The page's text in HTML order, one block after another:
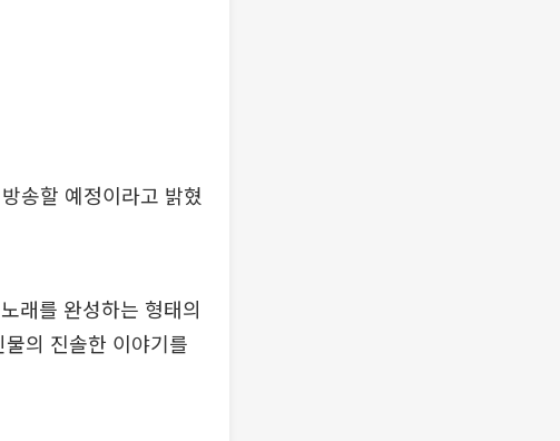
송할 예정이라고 밝혔
래를 완성하는 형태의
의 진솔한 이야기를